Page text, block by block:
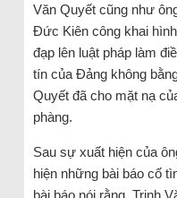
Văn Quyết cũng như
Đức Kiên công khai
đạp lên luật pháp làm
tín của Đảng không
Quyết đã cho mặt nạ
phàng.
Sau sự xuất hiện của
hiện những bài báo cố
bài báo nói rằng, Trịnh